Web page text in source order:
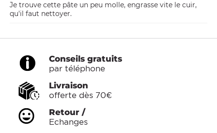
Je trouve cette pâte un peu molle, engrasse vite le cuir,
qu'il faut nettoyer.
Conseils gratuits
par téléphone
Livraison
offerte dès 70€
Retour /
Echanges